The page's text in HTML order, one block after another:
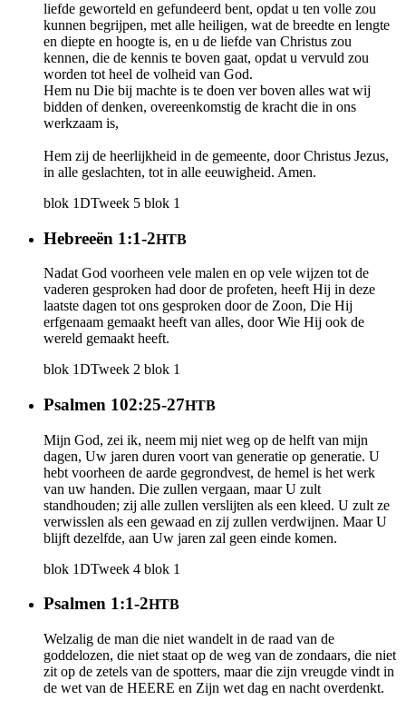
liefde geworteld en gefundeerd bent, opdat u ten volle zou
kunnen begrijpen, met alle heiligen, wat de breedte en lengte
en diepte en hoogte is, en u de liefde van Christus zou
kennen, die de kennis te boven gaat, opdat u vervuld zou
worden tot heel de volheid van God.
Hem nu Die bij machte is te doen ver boven alles wat wij
bidden of denken, overeenkomstig de kracht die in ons
werkzaam is,
Hem zij de heerlijkheid in de gemeente, door Christus Jezus,
in alle geslachten, tot in alle eeuwigheid. Amen.
blok 1DTweek 5 blok 1
Hebreeën 1:1-2HTB
Nadat God voorheen vele malen en op vele wijzen tot de
vaderen gesproken had door de profeten, heeft Hij in deze
laatste dagen tot ons gesproken door de Zoon, Die Hij
erfgenaam gemaakt heeft van alles, door Wie Hij ook de
wereld gemaakt heeft.
blok 1DTweek 2 blok 1
Psalmen 102:25-27HTB
Mijn God, zei ik, neem mij niet weg op de helft van mijn
dagen, Uw jaren duren voort van generatie op generatie. U
hebt voorheen de aarde gegrondvest, de hemel is het werk
van uw handen. Die zullen vergaan, maar U zult
standhouden; zij alle zullen verslijten als een kleed. U zult ze
verwisslen als een gewaad en zij zullen verdwijnen. Maar U
blijft dezelfde, aan Uw jaren zal geen einde komen.
blok 1DTweek 4 blok 1
Psalmen 1:1-2HTB
Welzalig de man die niet wandelt in de raad van de
goddelozen, die niet staat op de weg van de zondaars, die niet
zit op de zetels van de spotters, maar die zijn vreugde vindt in
de wet van de HEERE en Zijn wet dag en nacht overdenkt.